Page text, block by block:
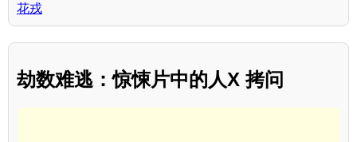
花戎
劫数难逃：惊悚片中的人X 拷问